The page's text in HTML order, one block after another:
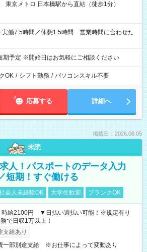
京メトロ 日本橋駅から直結（徒歩1分）
期予定 ※開始日はお気軽にご相談ください
OK / シフト勤務 / パソコンスキル不要
応募する 詳細へ
掲載日：2026.08.05
未読
人！パスポートのデータ入力
短期！すぐ働ける
会人未経験OK 大学生歓迎 ブランクOK
時給2100円 ▼日払い週払い可能！※規定有り
で日収1万以上！
支給あり
一部別途支給 ※お仕事によって変動あり